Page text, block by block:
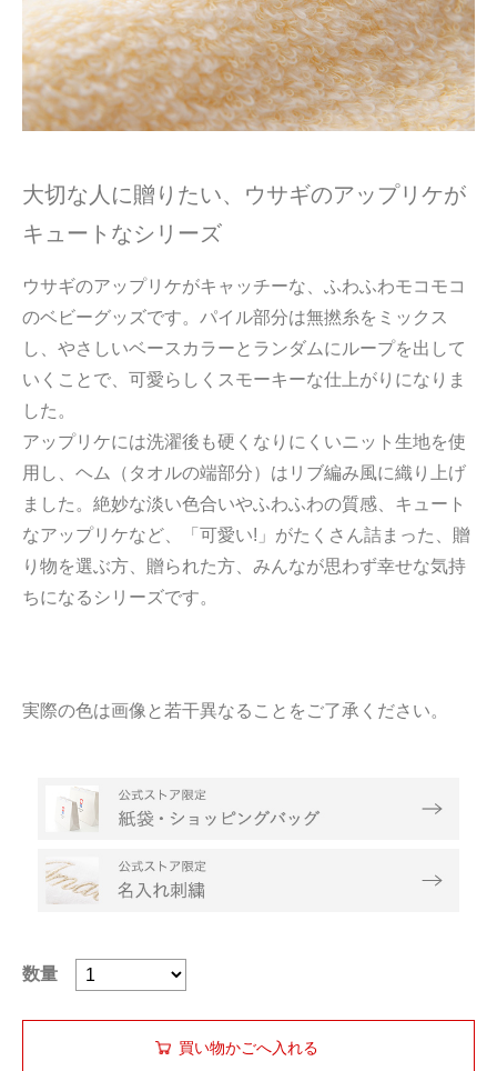
大切な人に贈りたい、ウサギのアップリケが
キュートなシリーズ
ウサギのアップリケがキャッチーな、ふわふわモコモコ
のベビーグッズです。パイル部分は無撚糸をミックス
し、やさしいベースカラーとランダムにループを出して
いくことで、可愛らしくスモーキーな仕上がりになりま
した。
アップリケには洗濯後も硬くなりにくいニット生地を使
用し、ヘム（タオルの端部分）はリブ編み風に織り上げ
ました。絶妙な淡い色合いやふわふわの質感、キュート
なアップリケなど、「可愛い!」がたくさん詰まった、贈
り物を選ぶ方、贈られた方、みんなが思わず幸せな気持
ちになるシリーズです。
実際の色は画像と若干異なることをご了承ください。
数量